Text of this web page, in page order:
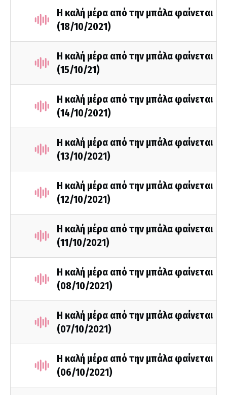
Η καλή μέρα από την μπάλα φαίνεται
(18/10/2021)
Η καλή μέρα από την μπάλα φαίνεται
(15/10/21)
Η καλή μέρα από την μπάλα φαίνεται
(14/10/2021)
Η καλή μέρα από την μπάλα φαίνεται
(13/10/2021)
Η καλή μέρα από την μπάλα φαίνεται
(12/10/2021)
Η καλή μέρα από την μπάλα φαίνεται
(11/10/2021)
Η καλή μέρα από την μπάλα φαίνεται
(08/10/2021)
Η καλή μέρα από την μπάλα φαίνεται
(07/10/2021)
Η καλή μέρα από την μπάλα φαίνεται
(06/10/2021)